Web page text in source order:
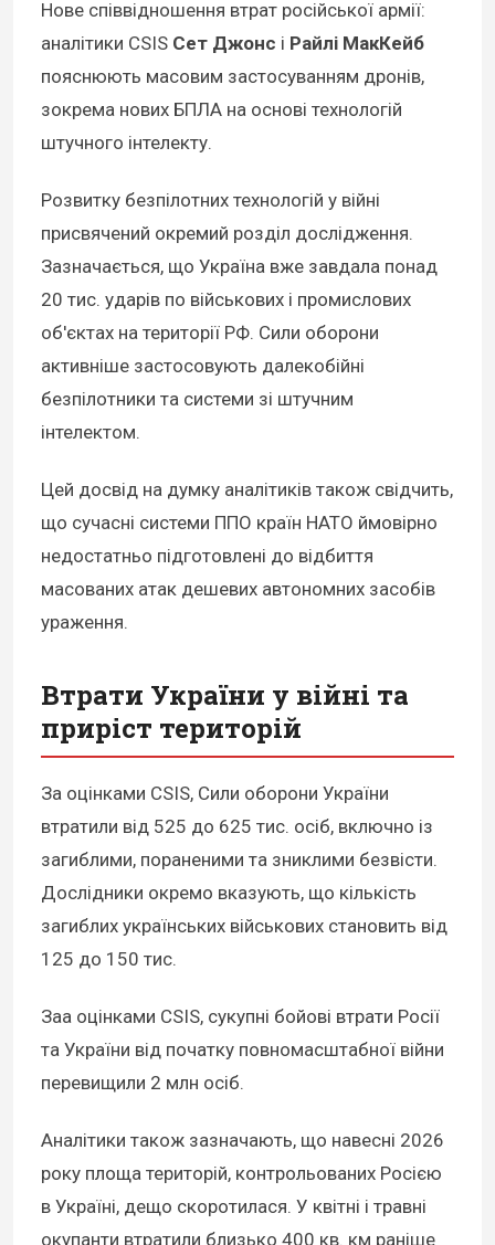
Нове співвідношення втрат російської армії:
аналітики CSIS Сет Джонс і Райлі МакКейб
пояснюють масовим застосуванням дронів,
зокрема нових БПЛА на основі технологій
штучного інтелекту.
Розвитку безпілотних технологій у війні
присвячений окремий розділ дослідження.
Зазначається, що Україна вже завдала понад
20 тис. ударів по військових і промислових
об'єктах на території РФ. Сили оборони
активніше застосовують далекобійні
безпілотники та системи зі штучним
інтелектом.
Цей досвід на думку аналітиків також свідчить,
що сучасні системи ППО країн НАТО ймовірно
недостатньо підготовлені до відбиття
масованих атак дешевих автономних засобів
ураження.
Втрати України у війні та
приріст територій
За оцінками CSIS, Сили оборони України
втратили від 525 до 625 тис. осіб, включно із
загиблими, пораненими та зниклими безвісти.
Дослідники окремо вказують, що кількість
загиблих українських військових становить від
125 до 150 тис.
Заа оцінками CSIS, сукупні бойові втрати Росії
та України від початку повномасштабної війни
перевищили 2 млн осіб.
Аналітики також зазначають, що навесні 2026
року площа територій, контрольованих Росією
в Україні, дещо скоротилася. У квітні і травні
окупанти втратили близько 400 кв. км раніше